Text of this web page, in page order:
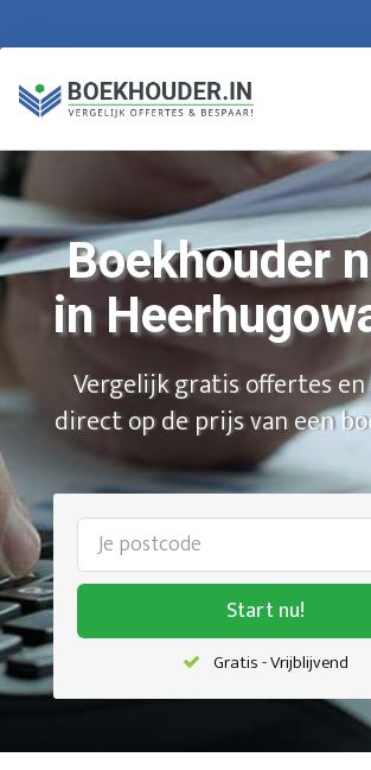
Boekhouder
in
Vergelijk gratis offertes en
direct op de prijs van een
Start nu!
Gratis - Vrijblijvend